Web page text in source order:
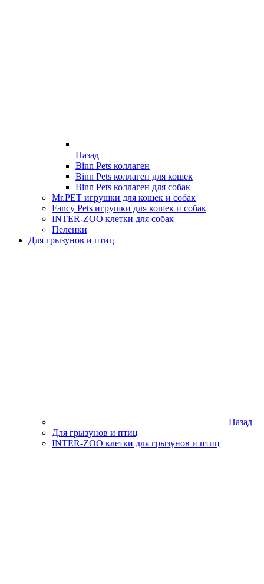
Назад
Binn Pets коллаген
Binn Pets коллаген для кошек
Binn Pets коллаген для собак
Mr.PET игрушки для кошек и собак
Fancy Pets игрушки для кошек и собак
INTER-ZOO клетки для собак
Пеленки
Для грызунов и птиц
Назад
Для грызунов и птиц
INTER-ZOO клетки для грызунов и птиц